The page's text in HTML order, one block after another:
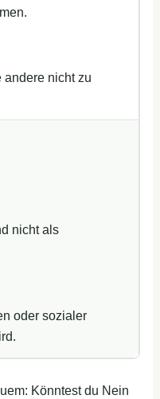
andere nicht zu
nicht als
oder sozialer
Könntest du Nein